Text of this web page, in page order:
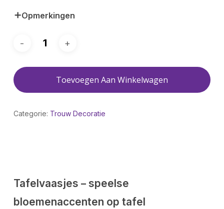
Opmerkingen
Toevoegen Aan Winkelwagen
Categorie: Trouw Decoratie
Tafelvaasjes – speelse
bloemenaccenten op tafel